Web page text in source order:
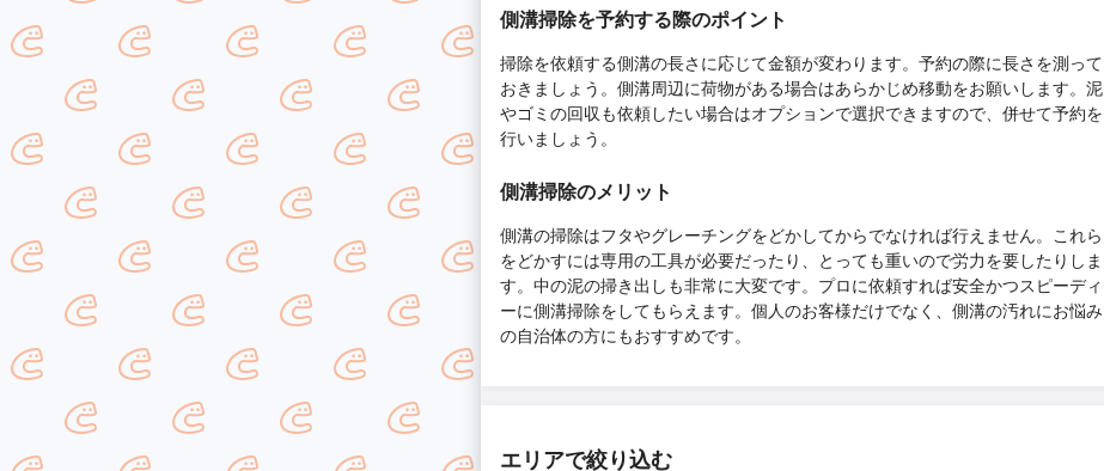
側溝掃除を予約する際のポイント
掃除を依頼する側溝の長さに応じて金額が変わります。予約の際に長さを測って
おきましょう。側溝周辺に荷物がある場合はあらかじめ移動をお願いします。泥
やゴミの回収も依頼したい場合はオプションで選択できますので、併せて予約を
行いましょう。
側溝掃除のメリット
側溝の掃除はフタやグレーチングをどかしてからでなければ行えません。これら
をどかすには専用の工具が必要だったり、とっても重いので労力を要したりしま
す。中の泥の掃き出しも非常に大変です。プロに依頼すれば安全かつスピーディ
ーに側溝掃除をしてもらえます。個人のお客様だけでなく、側溝の汚れにお悩み
の自治体の方にもおすすめです。
エリアで絞り込む